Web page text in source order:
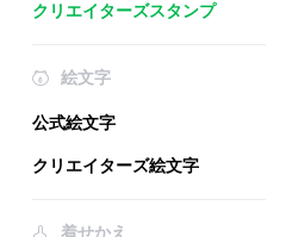
クリエイターズスタンプ
絵文字
公式絵文字
クリエイターズ絵文字
着せかえ